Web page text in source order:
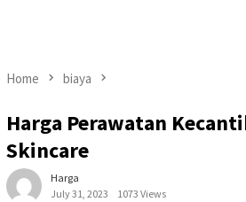
Home biaya
Harga Perawatan
Skincare
Harga
July 31, 2023
1073 Views